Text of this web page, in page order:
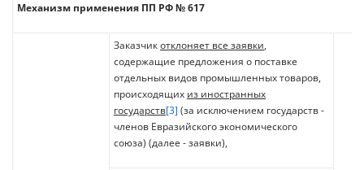
Механизм применения ПП РФ № 617
Заказчикотклоняет все заявки,
содержащие предложения о поставке
отдельных видов промышленных товаров,
происходящих из иностранных
государств[3] (за исключением государств -
членов Евразийского экономического
союза) (далее - заявки),